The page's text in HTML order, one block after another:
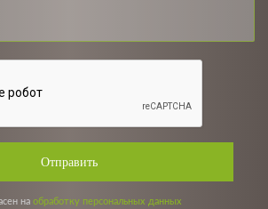
Отправить
на обработку персональных данных